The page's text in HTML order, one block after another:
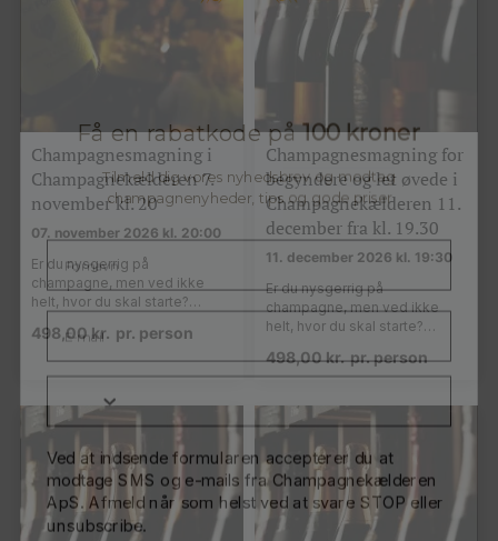
Champagnesmagning i
Champagnekælderen 7.
november kl. 20
07. november 2026 kl. 20:00
Er du nysgerrig på
champagne, men ved ikke
helt, hvor du skal starte?…
498,00kr. pr. person
Champagnesmagning for
begyndere og let øvede i
Champagnekælderen 11.
december fra kl. 19.30
11. december 2026 kl. 19:30
Er du nysgerrig på
champagne, men ved ikke
helt, hvor du skal starte?…
498,00kr. pr. person
Få en rabatkode på100 kroner
Tilmeld dig vores nyhedsbrev og modtag
champagnenyheder, tips og gode priser
Mobilnummer
Ved at indsende formularen accepterer du at
modtage SMS og e-mails fra Champagnekælderen
ApS. Afmeld når som helst ved at svare STOP eller
unsubscribe.
Se vores
Privatlivspolitikog Handelsbetingelser.